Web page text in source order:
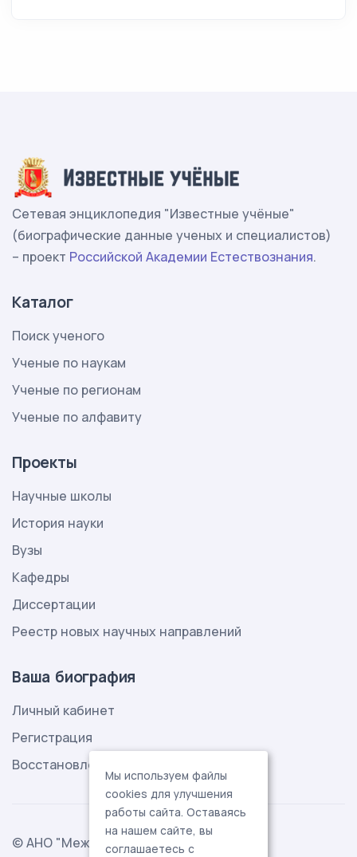
Сетевая энциклопедия "Известные учёные"
(биографические данные ученых и специалистов)
– проект Российской Академии Естествознания.
Каталог
Поиск ученого
Ученые по наукам
Ученые по регионам
Ученые по алфавиту
Проекты
Научные школы
История науки
Вузы
Кафедры
Диссертации
Реестр новых научных направлений
Ваша биография
Личный кабинет
Регистрация
Восстановление пароля
© АНО "Международная ассоциация
Мы используем файлы
cookies для улучшения
работы сайта. Оставаясь
на нашем сайте, вы
соглашаетесь с